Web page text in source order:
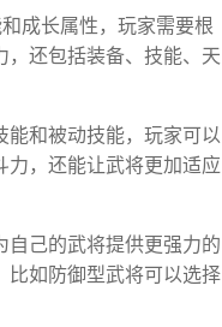
成长属性，玩家需要根
，还包括装备、技能、天
能和被动技能，玩家可以
力，还能让武将更加适应
己的武将提供更强力的
比如防御型武将可以选择